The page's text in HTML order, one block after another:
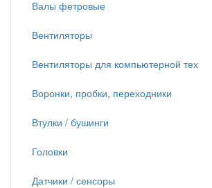
Валы фетровые
Вентиляторы
Вентиляторы для компьютерной тех
Воронки, пробки, переходники
Втулки / бушинги
Головки
Датчики / сенсоры